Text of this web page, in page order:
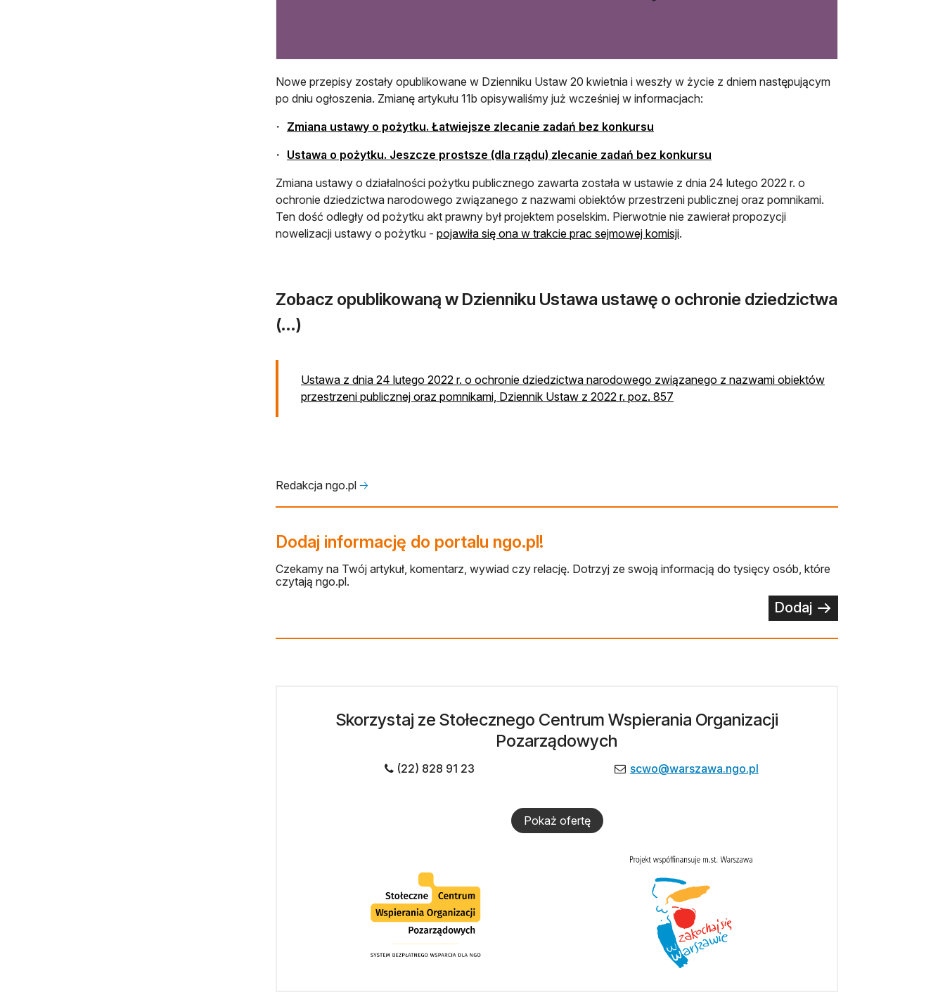
Nowe przepisy zostały opublikowane w Dzienniku Ustaw 20 kwietnia i weszły w życie z dniem następującym
po dniu ogłoszenia. Zmianę artykułu 11b opisywaliśmy już wcześniej w informacjach:
Zmiana ustawy o pożytku. Łatwiejsze zlecanie zadań bez konkursu
Ustawa o pożytku. Jeszcze prostsze (dla rządu) zlecanie zadań bez konkursu
Zmiana ustawy o działalności pożytku publicznego zawarta została w ustawie z dnia 24 lutego 2022 r. o
ochronie dziedzictwa narodowego związanego z nazwami obiektów przestrzeni publicznej oraz pomnikami.
Ten dość odległy od pożytku akt prawny był projektem poselskim. Pierwotnie nie zawierał propozycji
nowelizacji ustawy o pożytku - pojawiła się ona w trakcie prac sejmowej komisji.
Zobacz opublikowaną w Dzienniku Ustawa ustawę o ochronie dziedzictwa
(...)
Ustawa z dnia 24 lutego 2022 r. o ochronie dziedzictwa narodowego związanego z nazwami obiektów
przestrzeni publicznej oraz pomnikami, Dziennik Ustaw z 2022 r. poz. 857
Redakcja ngo.pl 🡢
Dodaj informację do portalu ngo.pl!
Czekamy na Twój artykuł, komentarz, wywiad czy relację. Dotrzyj ze swoją informacją do tysięcy osób, które
czytają ngo.pl.
Dodaj
Skorzystaj ze Stołecznego Centrum Wspierania Organizacji
Pozarządowych
(22) 828 91 23 scwo@warszawa.ngo.pl
Pokaż ofertę